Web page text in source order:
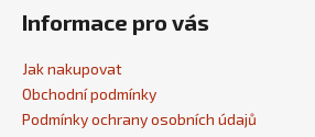
Informace pro vás
Jak nakupovat
Obchodní podmínky
Podmínky ochrany osobních údajů